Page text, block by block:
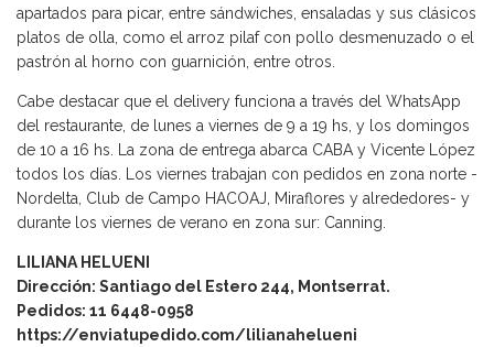
apartados para picar, entre sándwiches, ensaladas y sus clásicos
platos de olla, como el arroz pilaf con pollo desmenuzado o el
pastrón al horno con guarnición, entre otros.
Cabe destacar que el delivery funciona a través del WhatsApp
del restaurante, de lunes a viernes de 9 a 19 hs, y los domingos
de 10 a 16 hs. La zona de entrega abarca CABA y Vicente López
todos los días. Los viernes trabajan con pedidos en zona norte -
Nordelta, Club de Campo HACOAJ, Miraflores y alrededores- y
durante los viernes de verano en zona sur: Canning.
LILIANA HELUENI
Dirección: Santiago del Estero 244, Montserrat.
Pedidos: 11 6448-0958
https://enviatupedido.com/lilianahelueni